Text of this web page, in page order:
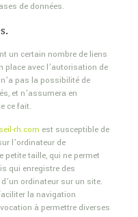
de données.
un certain nombre de liens
place avec l’autorisation de
pas la possibilité de
et n’assumera en
ce fait.
rh.com est susceptible de
l’ordinateur de
petite taille, qui ne permet
qui enregistre des
ordinateur sur un site.
la navigation
à permettre diverses